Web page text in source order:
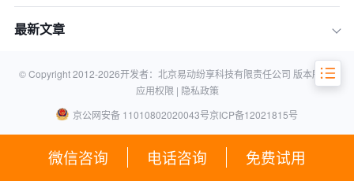
微信咨询 电话咨询 免费试用
最新文章
© Copyright 2012-2026开发者：北京易动纷享科技有限责任公司 版本所有 |
应用权限 | 隐私政策
京公网安备 11010802020043号京ICP备12021815号